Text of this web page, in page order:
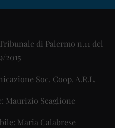
di Palermo n.11 del
2015
Soc. Coop. A.R.L.
Maurizio Scaglione
Maria Calabrese